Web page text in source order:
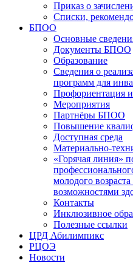
Приказ о
Списки,
БПОО
Основные
Документы БПОО
Образование
Сведения о
программ для
Профориентация и
Мероприятия
Партнёры БПОО
Повышение
Доступная среда
Материально-
«Горячая линия»
молодого
возможностями
Контакты
Инклюзивное
Полезные ссылки
ЦРД Абилимпикс
РЦОЭ
Новости